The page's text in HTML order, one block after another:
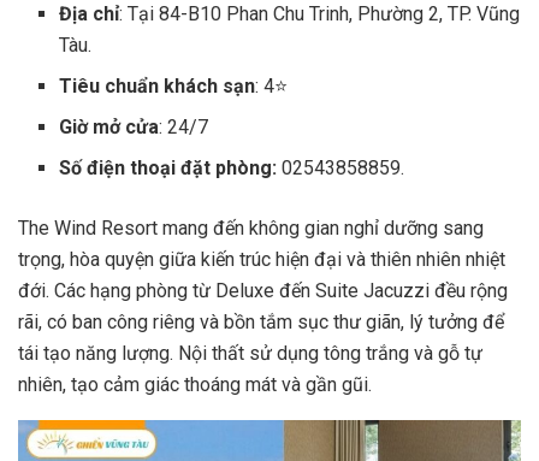
Địa chỉ: Tại 84-B10 Phan Chu Trinh, Phường 2, TP. Vũng
Tàu.
Tiêu chuẩn khách sạn: 4⭐
Giờ mở cửa: 24/7
Số điện thoại đặt phòng:02543858859.
The Wind Resort mang đến không gian nghỉ dưỡng sang
trọng, hòa quyện giữa kiến trúc hiện đại và thiên nhiên nhiệt
đới. Các hạng phòng từ Deluxe đến Suite Jacuzzi đều rộng
rãi, có ban công riêng và bồn tắm sục thư giãn, lý tưởng để
tái tạo năng lượng. Nội thất sử dụng tông trắng và gỗ tự
nhiên, tạo cảm giác thoáng mát và gần gũi.